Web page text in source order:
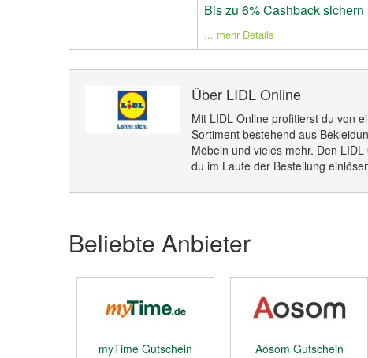
Bis zu 6% Cashback sichern
... mehr Details
Über LIDL Online
Mit LIDL Online profitierst du von
Sortiment bestehend aus
Möbeln und vieles mehr. Den
du im Laufe der Bestellung
Beliebte Anbieter
myTime Gutschein Aosom Gutschein